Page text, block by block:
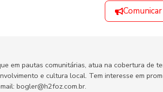
em pautas comunitárias, atua na cobertura de
e cultura local. Tem interesse em
bogler@h2foz.com.br.